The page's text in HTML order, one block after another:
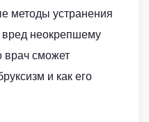
методы устранения
вред неокрепшему
сможет
и как его